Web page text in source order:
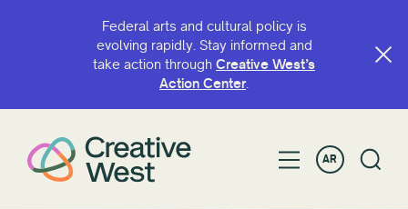
Federal arts and cultural policy is
evolving rapidly. Stay informed and
take action through Creative West’s
Action Center.
AR